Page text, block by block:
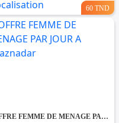
60 TND
OFFRE FEMME DE MENAGE PAR JOUR A khaznadar